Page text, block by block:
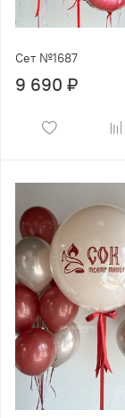
Сет №1687
9 690 ₽